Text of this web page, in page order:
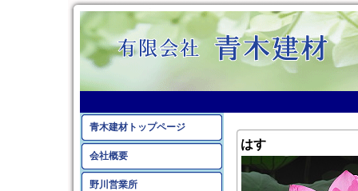
青木建材トップページ
会社概要
野川営業所
はす